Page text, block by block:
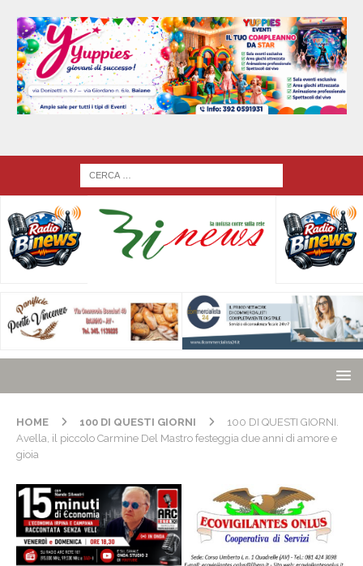
HOME 100 DI QUESTI GIORNI
100 DI QUESTI GIORNI.
Avella, il piccolo Carmine Del Mastro festeggia due anni di amore e
gioia